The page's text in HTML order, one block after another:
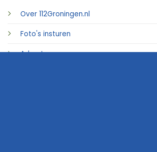
Over 112Groningen.nl
Foto's insturen
Adverteren